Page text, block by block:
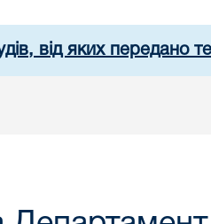
від яких передано